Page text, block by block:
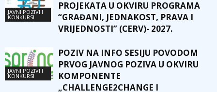
JAVNI POZIVI I
KONKURSI
PROJEKATA U OKVIRU PROGRAMA
“GRAĐANI, JEDNAKOST, PRAVA I
VRIJEDNOSTI” (CERV)- 2027.
JAVNI POZIVI I
KONKURSI
POZIV NA INFO SESIJU POVODOM
PRVOG JAVNOG POZIVA U OKVIRU
KOMPONENTE
„CHALLENGE2CHANGE I